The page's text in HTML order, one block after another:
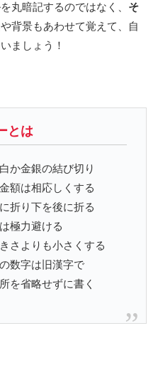
丸暗記するのではなく、 そ
背景もあわせて覚えて、自
ましょう！
とは
か金銀の結び切り
額は相応しくする
折り下を後に折る
極力避ける
さよりも小さくする
数字は旧漢字で
を省略せずに書く